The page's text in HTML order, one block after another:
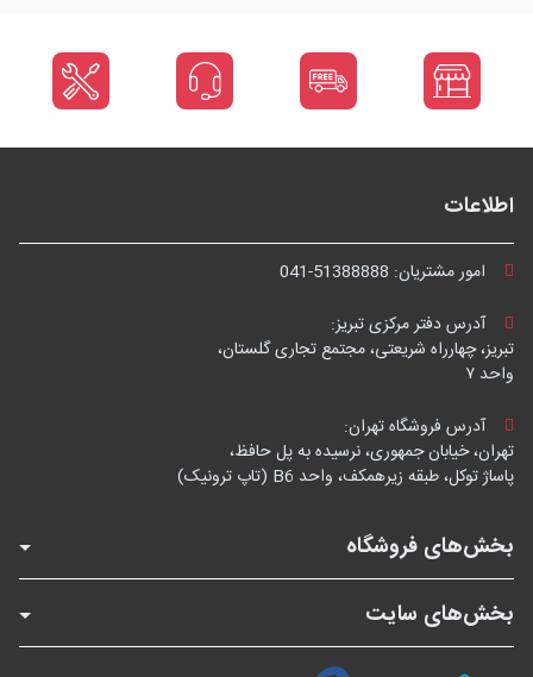
اطلاعات
امور مشتریان: 041-51388888
آدرس دفتر مرکزی تبریز:
تبریز، چهارراه شریعتی، مجتمع تجاری گلستان،
واحد ۷
آدرس فروشگاه تهران:
تهران، خیابان جمهوری، نرسیده به پل حافظ،
پاساژ توکل، طبقه زیرهمکف، واحد B6 (تاپ ترونیک)
بخش‌های فروشگاه
بخش‌های سایت